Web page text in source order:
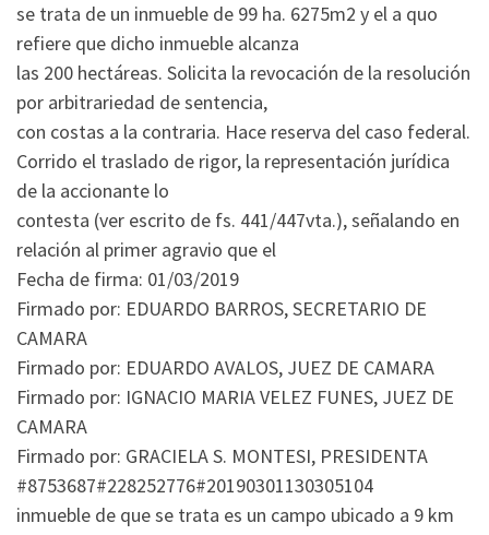
se trata de un inmueble de 99 ha. 6275m2 y el a quo
refiere que dicho inmueble alcanza
las 200 hectáreas. Solicita la revocación de la resolución
por arbitrariedad de sentencia,
con costas a la contraria. Hace reserva del caso federal.
Corrido el traslado de rigor, la representación jurídica
de la accionante lo
contesta (ver escrito de fs. 441/447vta.), señalando en
relación al primer agravio que el
Fecha de firma: 01/03/2019
Firmado por: EDUARDO BARROS, SECRETARIO DE
CAMARA
Firmado por: EDUARDO AVALOS, JUEZ DE CAMARA
Firmado por: IGNACIO MARIA VELEZ FUNES, JUEZ DE
CAMARA
Firmado por: GRACIELA S. MONTESI, PRESIDENTA
#8753687#228252776#20190301130305104
inmueble de que se trata es un campo ubicado a 9 km